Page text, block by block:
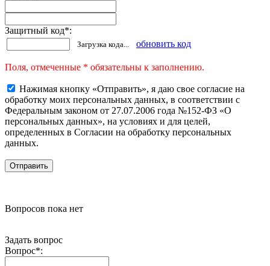
Защитный код*:
Загрузка кода... обновить код
Поля, отмеченные * обязательны к заполнению.
Нажимая кнопку «Отправить», я даю свое согласие на
обработку моих персональных данных, в соответствии с
Федеральным законом от 27.07.2006 года №152-ФЗ «О
персональных данных», на условиях и для целей,
определенных в Согласии на обработку персональных
данных.
Вопросов пока нет
Задать вопрос
Вопрос*: